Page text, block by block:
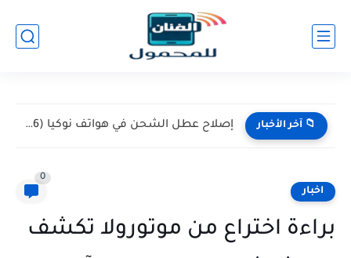
📁 آخر الأخبار إصلاح عطل الشحن في هواتف نوكيا (Nokia 105 / 106)...
اخبار
0
براءة اختراع من موتورولا تكشف